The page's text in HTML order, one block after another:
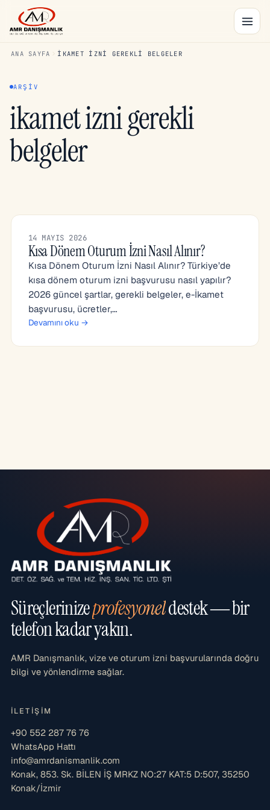
ANA SAYFA IKAMET IZNI GEREKLI BELGELER
ARŞIV
ikamet izni gerekli
belgeler
14 MAYIS 2026
Kısa Dönem Oturum İzni Nasıl Alınır?
Kısa Dönem Oturum İzni Nasıl Alınır? Türkiye’de
kısa dönem oturum izni başvurusu nasıl yapılır?
2026 güncel şartlar, gerekli belgeler, e-İkamet
başvurusu, ücretler,…
Devamını oku →
Süreçlerinizeprofesyoneldestek — bir
telefon kadar yakın.
AMR Danışmanlık, vize ve oturum izni başvurularında doğru
bilgi ve yönlendirme sağlar.
İLETIŞIM
+90 552 287 76 76
WhatsApp Hattı
info@amrdanismanlik.com
Konak, 853. Sk. BİLEN İŞ MRKZ NO:27 KAT:5 D:507, 35250
Konak/İzmir